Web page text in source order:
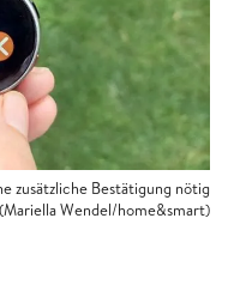
zusätzliche Bestätigung nötig
(Mariella Wendel/home&smart)